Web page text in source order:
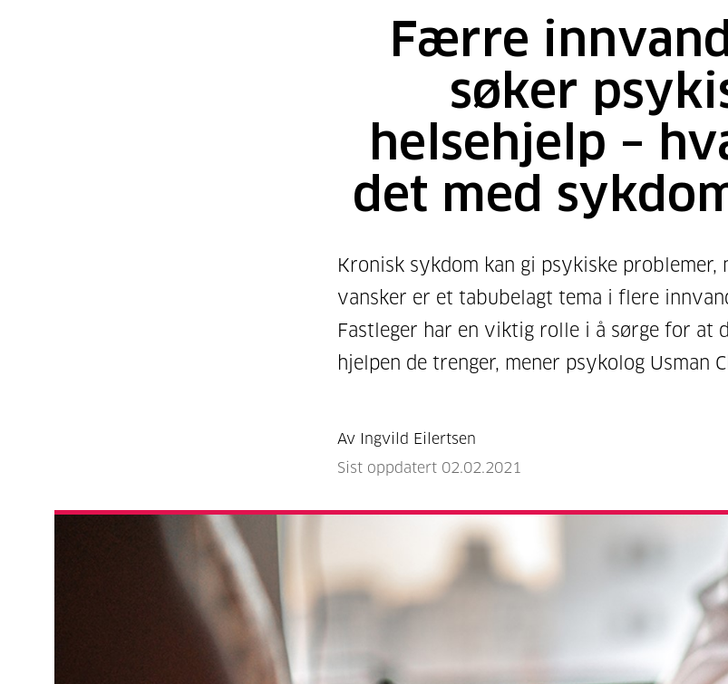
Færre
søker
helsehjelp –
det med
Kronisk sykdom kan gi psykiske problemer,
vansker er et tabubelagt tema i flere
Fastleger har en viktig rolle i å sørge for at
hjelpen de trenger, mener psykolog Usman
Av Ingvild Eilertsen
Sist oppdatert 02.02.2021